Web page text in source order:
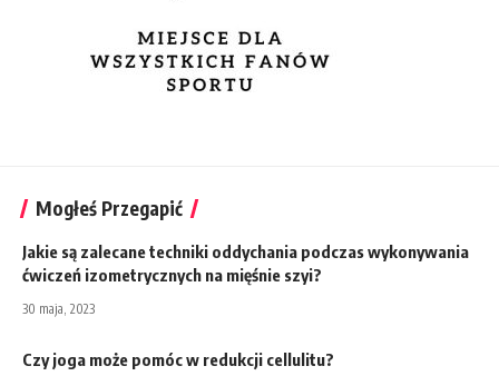
Mogłeś Przegapić
Jakie są zalecane techniki oddychania podczas wykonywania
ćwiczeń izometrycznych na mięśnie szyi?
30 maja, 2023
Czy joga może pomóc w redukcji cellulitu?